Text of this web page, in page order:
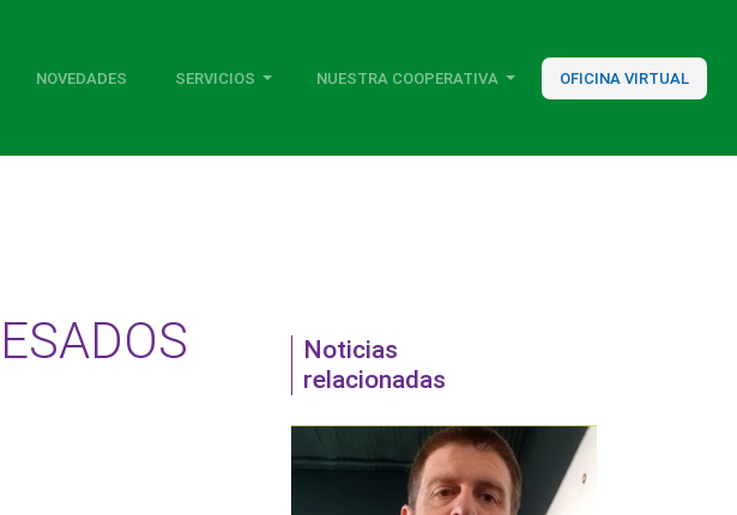
NOVEDADES SERVICIOS NUESTRA COOPERATIVA OFICINA VIRTUAL
Noticias
relacionadas